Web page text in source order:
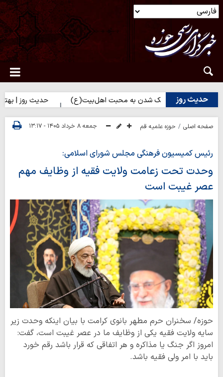
حدیث روز
روز | راه نزدیک شدن به محبت اهل‌بیت(ع) حدیث روز | بهترین
صفحه اصلی حوزه علمیه قم جمعه ۸ خرداد ۱۴۰۵ - ۱۳:۱۷
رئیس کمیسیون فرهنگی مجلس شورای اسلامی:
وحدت تحت زعامت ولایت فقیه از وظایف مهم
عصر غیبت است
حوزه/ سخنران حرم مطهر بانوی کرامت با بیان اینکه وحدت زیر
سایه ولایت فقیه یکی از وظایف ما در عصر غیبت است، گفت:
امروز اگر جنگ یا مذاکره و هر اتفاقی که قرار باشد رقم خورد
باید با امر ولی فقیه باشد.